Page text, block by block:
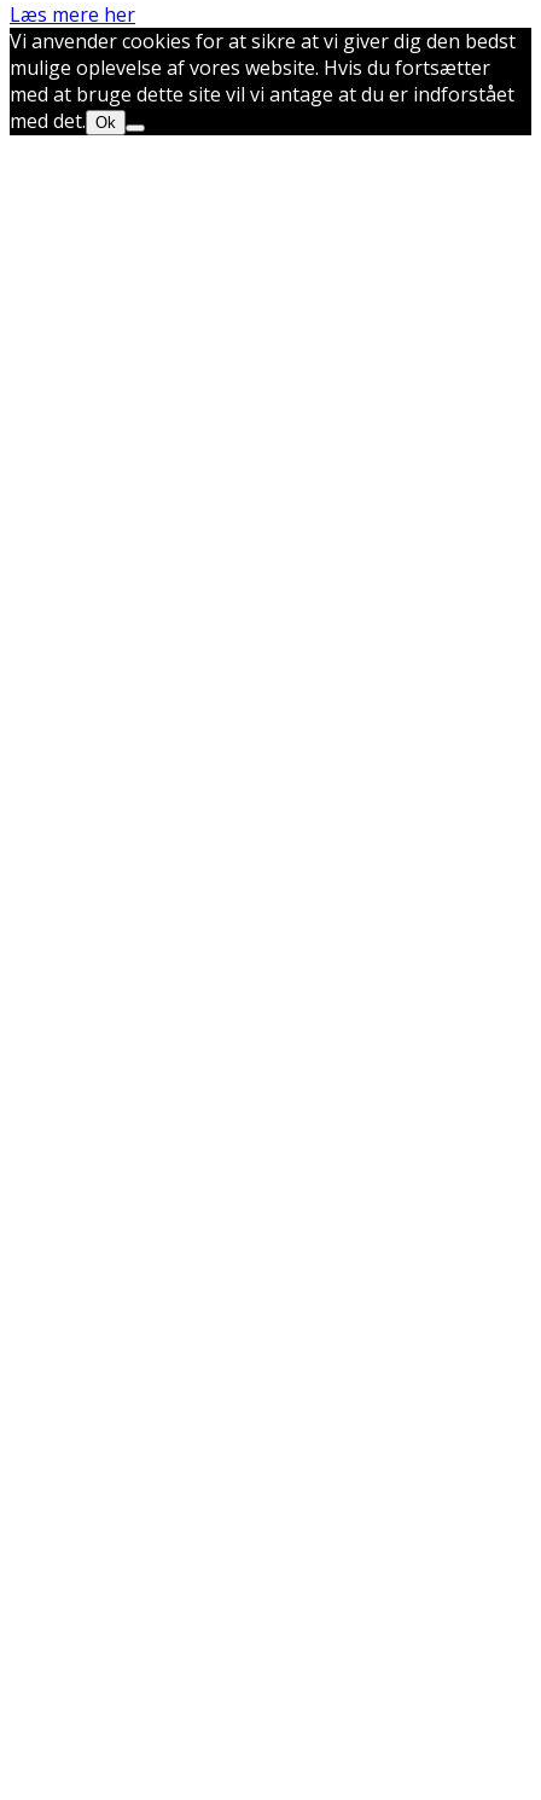
Læs mere her
Vi anvender cookies for at sikre at vi giver dig den bedst
mulige oplevelse af vores website. Hvis du fortsætter
med at bruge dette site vil vi antage at du er indforstået
med det. Ok